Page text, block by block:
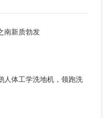
南新质勃发
人体工学洗地机，领跑洗